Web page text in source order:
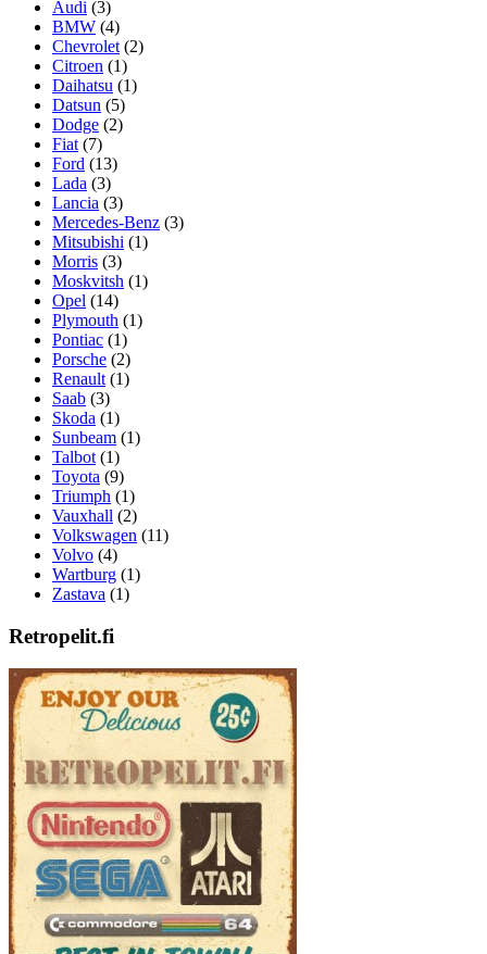
Audi (3)
BMW (4)
Chevrolet (2)
Citroen (1)
Daihatsu (1)
Datsun (5)
Dodge (2)
Fiat (7)
Ford (13)
Lada (3)
Lancia (3)
Mercedes-Benz (3)
Mitsubishi (1)
Morris (3)
Moskvitsh (1)
Opel (14)
Plymouth (1)
Pontiac (1)
Porsche (2)
Renault (1)
Saab (3)
Skoda (1)
Sunbeam (1)
Talbot (1)
Toyota (9)
Triumph (1)
Vauxhall (2)
Volkswagen (11)
Volvo (4)
Wartburg (1)
Zastava (1)
Retropelit.fi